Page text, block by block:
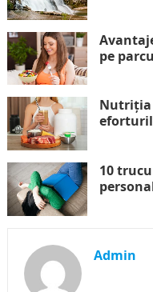
pe
Nutriția
10
Admin